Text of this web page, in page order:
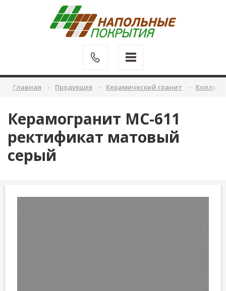
Главная Продукция Керамический гранит
Керамогранит MC-611
ректификат матовый
серый